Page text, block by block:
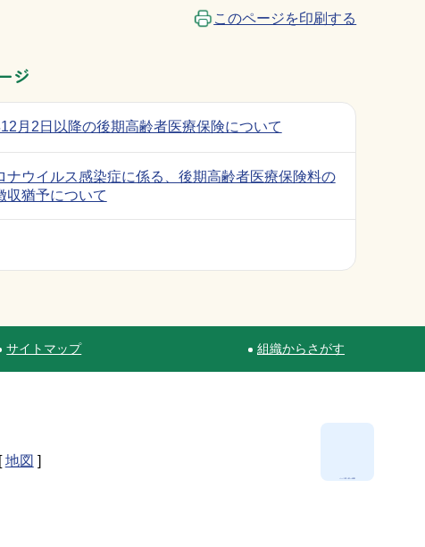
このページを印刷する
ジ
月2日以降の後期高齢者医療保険について
ナウイルス感染症に係る、後期高齢者医療保険料の
収猶予について
サイトマップ 組織からさがす
地図 ]